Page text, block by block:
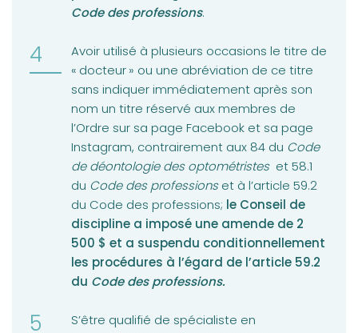
Code des professions.
Avoir utilisé à plusieurs occasions le titre de
« docteur » ou une abréviation de ce titre
sans indiquer immédiatement après son
nom un titre réservé aux membres de
l’Ordre sur sa page Facebook et sa page
Instagram, contrairement aux 84 du Code
de déontologie des optométristes et 58.1
du Code des professionset à l’article 59.2
du Code des professions; le Conseil de
discipline a imposé une amende de 2
500 $ et a suspendu conditionnellement
les procédures à l’égard de l’article 59.2
du Code des professions.
S’être qualifié de spécialiste en